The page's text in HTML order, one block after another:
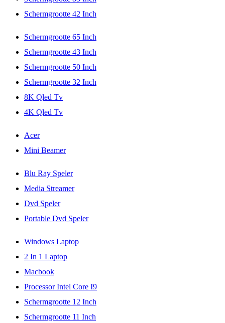
Schermgrootte 42 Inch
Schermgrootte 65 Inch
Schermgrootte 43 Inch
Schermgrootte 50 Inch
Schermgrootte 32 Inch
8K Qled Tv
4K Qled Tv
Acer
Mini Beamer
Blu Ray Speler
Media Streamer
Dvd Speler
Portable Dvd Speler
Windows Laptop
2 In 1 Laptop
Macbook
Processor Intel Core I9
Schermgrootte 12 Inch
Schermgrootte 11 Inch